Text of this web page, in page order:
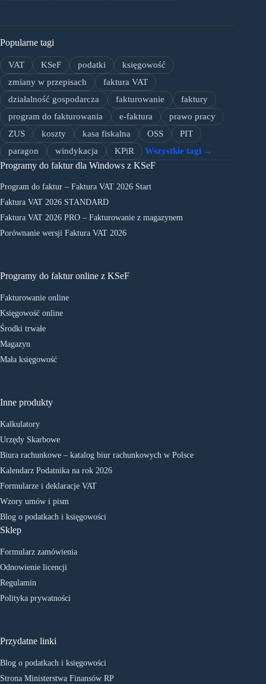
Popularne tagi
VAT KSeF podatki
księgowość
zmiany w przepisach
faktura VAT
działalność gospodarcza
fakturowanie
faktury
program do fakturowania
e-faktura
prawo pracy
ZUS
koszty kasa fiskalna OSS
PIT
paragon
windykacja KPiR Wszystkie tagi →
Programy do faktur dla Windows z KSeF
Program do faktur – Faktura VAT 2026 Start
Faktura VAT 2026 STANDARD
Faktura VAT 2026 PRO – Fakturowanie z magazynem
Porównanie wersji Faktura VAT 2026
Programy do faktur online z KSeF
Fakturowanie online
Księgowość online
Środki trwałe
Magazyn
Mała księgowość
Inne produkty
Kalkulatory
Urzędy Skarbowe
Biura rachunkowe – katalog biur rachunkowych w Polsce
Kalendarz Podatnika na rok 2026
Formularze i deklaracje VAT
Wzory umów i pism
Blog o podatkach i księgowości
Sklep
Formularz zamówienia
Odnowienie licencji
Regulamin
Polityka prywatności
Przydatne linki
Blog o podatkach i księgowości
Strona Ministerstwa Finansów RP